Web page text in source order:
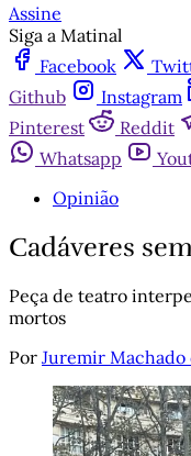
Assine
Siga a Matinal
Facebook
Github
Instagram
Pinterest
Reddit
Whatsapp
Opinião
Cadáveres
Peça de teatro
mortos
Por Juremir Machado